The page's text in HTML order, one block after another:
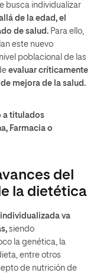
busca individualizar
de la edad, el
de salud. Para ello,
este nuevo
poblacional de las
evaluar críticamente
mejora de la salud.
a titulados
Farmacia o
del
la dietética
individualizada va
siendo
la genética, la
entre otros
de nutrición de